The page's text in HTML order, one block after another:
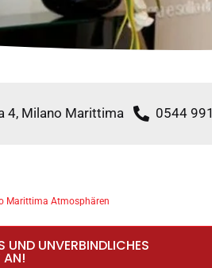
4, Milano Marittima 0544
Marittima Atmosphären
UND UNVERBINDLICHES
AN!